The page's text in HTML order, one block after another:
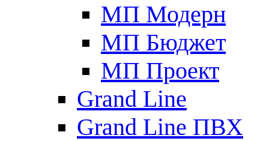
МП Модерн
МП Бюджет
МП Проект
Grand Line
Grand Line ПВХ